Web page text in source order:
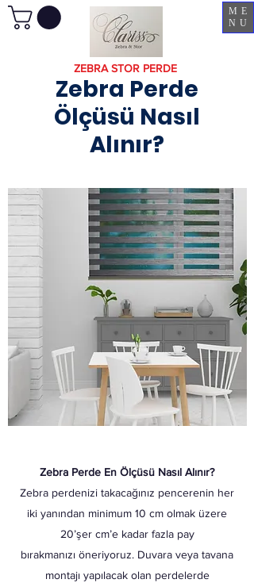
ME
NU
ZEBRA STOR PERDE
Zebra Perde
Ölçüsü Nasıl
Alınır?
Zebra Perde En Ölçüsü Nasıl Alınır?
Zebra perdenizi takacağınız pencerenin her
iki yanından minimum 10 cm olmak üzere
20’şer cm’e kadar fazla pay
bırakmanızı öneriyoruz. Duvara veya tavana
montajı yapılacak olan perdelerde